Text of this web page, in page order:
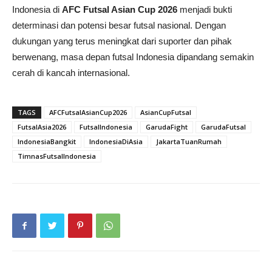
Indonesia di AFC Futsal Asian Cup 2026 menjadi bukti
determinasi dan potensi besar futsal nasional. Dengan
dukungan yang terus meningkat dari suporter dan pihak
berwenang, masa depan futsal Indonesia dipandang semakin
cerah di kancah internasional.
TAGS AFCFutsalAsianCup2026
AsianCupFutsal
FutsalAsia2026
FutsalIndonesia GarudaFight
GarudaFutsal
IndonesiaBangkit
IndonesiaDiAsia
JakartaTuanRumah
TimnasFutsalIndonesia